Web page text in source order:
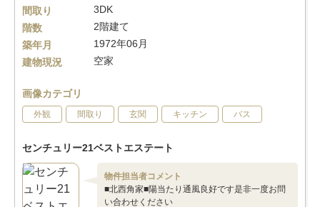
間取り
3DK
階数
2階建て
築年月
1972年06月
建物現況
空家
画像カテゴリ
外観 間取り 玄関 キッチン バス
センチュリー21ベストエステート
物件担当者コメント
■北西角家■陽当たり通風良好です是非一度お問
い合わせください